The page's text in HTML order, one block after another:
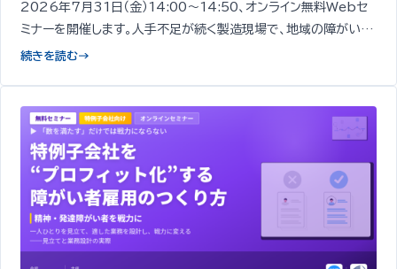
2026年7月31日（金）14:00〜14:50、オンライン無料Webセ
ミナーを開催します。人手不足が続く製造現場で、地域の障がい者
を「品質を担う“職人型”の担い手」として定着させるための「見極
続きを読む→